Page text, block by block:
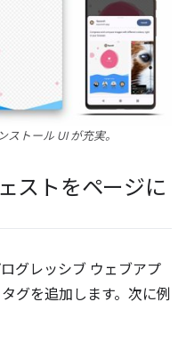
トール UI が充実。
ストをページに
グレッシブ ウェブアプ
タグを追加します。次に例